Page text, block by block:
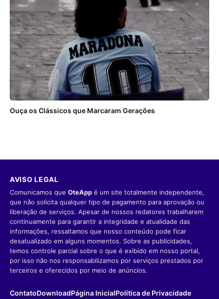
Ouça os Clássicos que Marcaram Gerações
AVISO LEGAL
Comunicamos que OteApp é um site totalmente independente,
que não solicita qualquer tipo de pagamento para aprovação ou
liberação de serviços. Apesar de nossos redatores trabalharem
continuamente para garantir a integridade e atualidade das
informações, ressaltamos que nosso conteúdo pode ficar
desatualizado em alguns momentos. Sobre as publicidades,
temos controle parcial sobre o que é exibido em nosso portal,
por isso não nos responsabilizamos por serviços prestados por
terceiros e oferecidos por meio de anúncios.
ContatoDownloadPágina InicialPolítica de Privacidade